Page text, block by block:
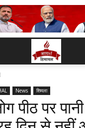
News शिमला
पीठ पर